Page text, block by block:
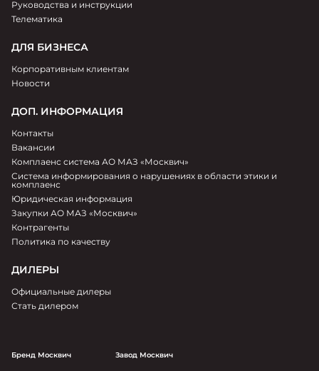
Руководства и инструкции
Телематика
ДЛЯ БИЗНЕСА
Корпоративным клиентам
Новости
ДОП. ИНФОРМАЦИЯ
Контакты
Вакансии
Комплаенс система АО МАЗ «Москвич»
Система информирования о нарушениях в области этики и
комплаенс
Юридическая информация
Закупки АО МАЗ «Москвич»
Контрагенты
Политика по качеству
ДИЛЕРЫ
Официальные дилеры
Стать дилером
Бренд Москвич Завод Москвич